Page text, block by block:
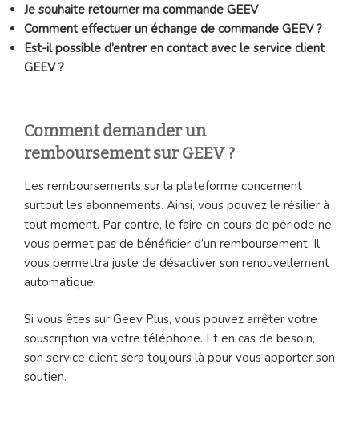
Je souhaite retourner ma commande GEEV
Comment effectuer un échange de commande GEEV ?
Est-il possible d’entrer en contact avec le service client
GEEV ?
Comment demander un
remboursement sur GEEV ?
Les remboursements sur la plateforme concernent
surtout les abonnements. Ainsi, vous pouvez le résilier à
tout moment. Par contre, le faire en cours de période ne
vous permet pas de bénéficier d’un remboursement. Il
vous permettra juste de désactiver son renouvellement
automatique.
Si vous êtes sur Geev Plus, vous pouvez arrêter votre
souscription via votre téléphone. Et en cas de besoin,
son service client sera toujours là pour vous apporter son
soutien.